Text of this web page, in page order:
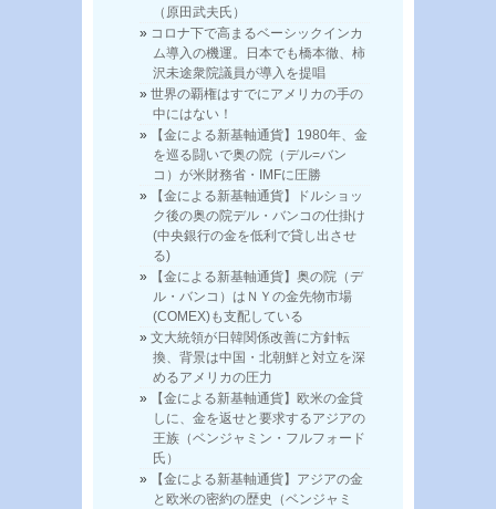
（原田武夫氏）
コロナ下で高まるベーシックインカ
ム導入の機運。日本でも橋本徹、柿
沢未途衆院議員が導入を提唱
世界の覇権はすでにアメリカの手の
中にはない！
【金による新基軸通貨】1980年、金
を巡る闘いで奥の院（デル=バン
コ）が米財務省・IMFに圧勝
【金による新基軸通貨】ドルショッ
ク後の奥の院デル・バンコの仕掛け
(中央銀行の金を低利で貸し出させ
る)
【金による新基軸通貨】奥の院（デ
ル・バンコ）はＮＹの金先物市場
(COMEX)も支配している
文大統領が日韓関係改善に方針転
換、背景は中国・北朝鮮と対立を深
めるアメリカの圧力
【金による新基軸通貨】欧米の金貸
しに、金を返せと要求するアジアの
王族（ベンジャミン・フルフォード
氏）
【金による新基軸通貨】アジアの金
と欧米の密約の歴史（ベンジャミ